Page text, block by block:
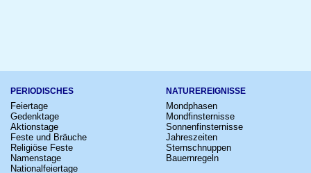
PERIODISCHES
Feiertage
Gedenktage
Aktionstage
Feste und Bräuche
Religiöse Feste
Namenstage
Nationalfeiertage
NATUREREIGNISSE
Mondphasen
Mondfinsternisse
Sonnenfinsternisse
Jahreszeiten
Sternschnuppen
Bauernregeln